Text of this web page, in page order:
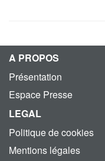
A PROPOS
Présentation
Espace Presse
LEGAL
Politique de cookies
Mentions légales